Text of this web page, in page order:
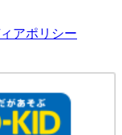
アポリシー